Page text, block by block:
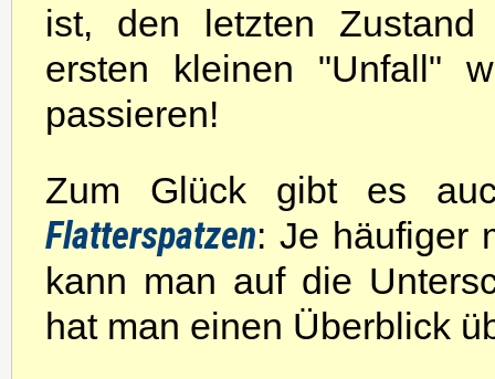
ist, den letzten
ersten kleinen "Unfall"
passieren!
Zum Glück gibt es
Flatterspatzen: Je häufiger
kann man auf die
hat man einen Überblick